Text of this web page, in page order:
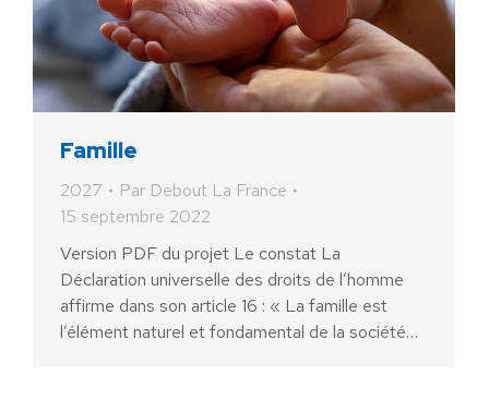
Famille
2027 Par Debout La France
15 septembre 2022
Version PDF du projet Le constat La
Déclaration universelle des droits de l’homme
affirme dans son article 16 : « La famille est
l’élément naturel et fondamental de la société…